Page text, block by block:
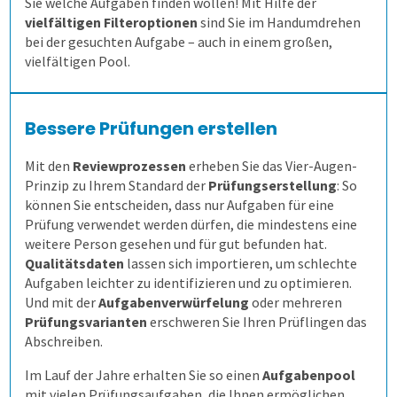
Allen, die evaluieren!
Schulungen für Fortgeschrittene
Demoversion
Einstieg
Fortgeschritten
Extras
ILIAS
Befragungen
Befragung mit QuestorPro
Unternehmen
Mitarbeiterbefragung
Gesundheitswesen
Kontakt
Kontakt
Anfahrt
vielfältigen Filteroptionen sind Sie im Handumdrehen
bei der gesuchten Aufgabe – auch in einem großen,
vielfältigen Pool.
Bessere Prüfungen erstellen
Mit den Reviewprozessen erheben Sie das Vier-Augen-
Prinzip zu Ihrem Standard der Prüfungserstellung: So
können Sie entscheiden, dass nur Aufgaben für eine
Prüfung verwendet werden dürfen, die mindestens eine
weitere Person gesehen und für gut befunden hat.
Qualitätsdaten lassen sich importieren, um schlechte
Aufgaben leichter zu identifizieren und zu optimieren.
Und mit derAufgabenverwürfelung oder mehreren
Prüfungsvarianten erschweren Sie Ihren Prüflingen das
Abschreiben.
Im Lauf der Jahre erhalten Sie so einenAufgabenpool